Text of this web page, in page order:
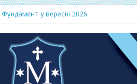
Фундамент у вересні 2026
Фундамент у грудні 2026
Lectio Divina – єв.Матея 2026
Нове життя в Христі – осінь 2026